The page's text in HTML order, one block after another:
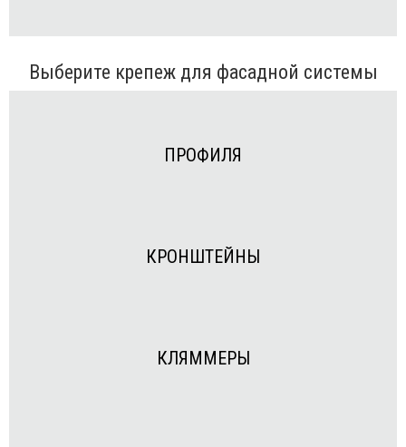
Выберите крепеж для фасадной системы
ПРОФИЛЯ
КРОНШТЕЙНЫ
КЛЯММЕРЫ